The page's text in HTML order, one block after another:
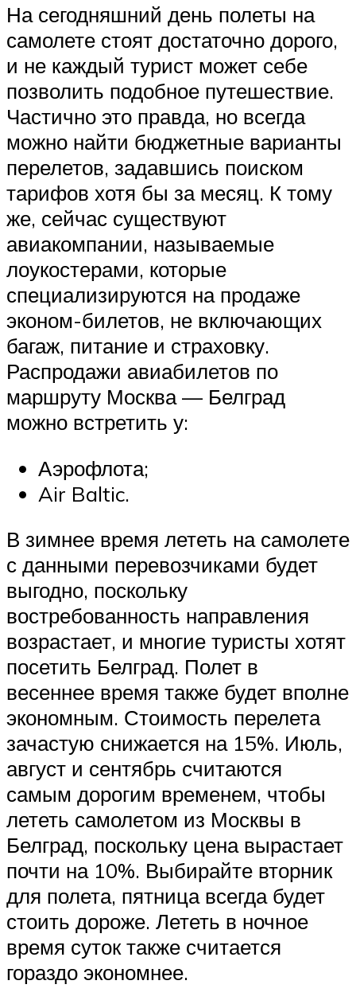
На сегодняшний день полеты на
самолете стоят достаточно дорого,
и не каждый турист может себе
позволить подобное путешествие.
Частично это правда, но всегда
можно найти бюджетные варианты
перелетов, задавшись поиском
тарифов хотя бы за месяц. К тому
же, сейчас существуют
авиакомпании, называемые
лоукостерами, которые
специализируются на продаже
эконом-билетов, не включающих
багаж, питание и страховку.
Распродажи авиабилетов по
маршруту Москва — Белград
можно встретить у:
Аэрофлота;
Air Baltic.
В зимнее время лететь на самолете
с данными перевозчиками будет
выгодно, поскольку
востребованность направления
возрастает, и многие туристы хотят
посетить Белград. Полет в
весеннее время также будет вполне
экономным. Стоимость перелета
зачастую снижается на 15%. Июль,
август и сентябрь считаются
самым дорогим временем, чтобы
лететь самолетом из Москвы в
Белград, поскольку цена вырастает
почти на 10%. Выбирайте вторник
для полета, пятница всегда будет
стоить дороже. Лететь в ночное
время суток также считается
гораздо экономнее.